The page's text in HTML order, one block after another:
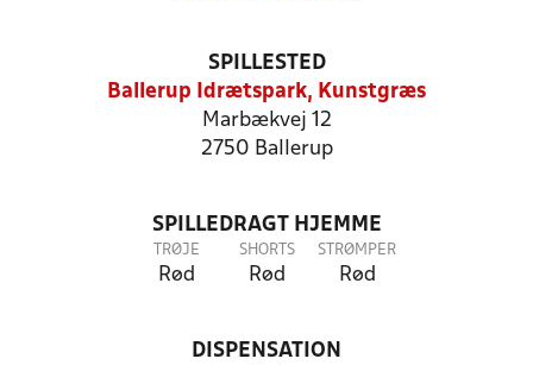
SPILLESTED
Ballerup Idrætspark, Kunstgræs
Marbækvej 12
2750 Ballerup
SPILLEDRAGT HJEMME
TRØJE
Rød
SHORTS
Rød
STRØMPER
Rød
DISPENSATION